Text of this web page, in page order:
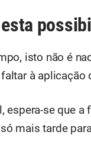
isto não é
à aplicação
se que a
mais tarde